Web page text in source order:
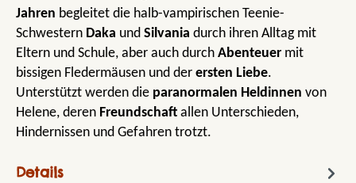
Jahren begleitet die halb-vampirischen Teenie-
Schwestern Daka und Silvania durch ihren Alltag mit
Eltern und Schule, aber auch durch Abenteuer mit
bissigen Fledermäusen und der ersten Liebe.
Unterstützt werden die paranormalen Heldinnen von
Helene, deren Freundschaft allen Unterschieden,
Hindernissen und Gefahren trotzt.
Details